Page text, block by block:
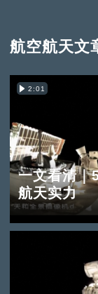
航空航天文
2:01
一文看清｜
航天实力